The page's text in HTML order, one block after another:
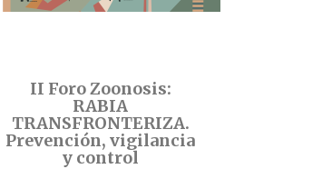
II Foro Zoonosis:
RABIA
TRANSFRONTERIZA.
Prevención, vigilancia
y control